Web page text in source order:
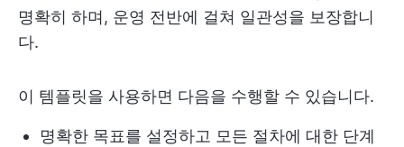
명확히 하며, 운영 전반에 걸쳐 일관성을 보장합니
다.
이 템플릿을 사용하면 다음을 수행할 수 있습니다.
명확한 목표를 설정하고 모든 절차에 대한 단계